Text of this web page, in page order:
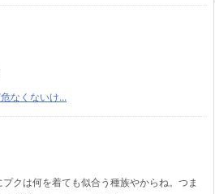
なくないけ...
クは何を着ても似合う種族やからね。つま